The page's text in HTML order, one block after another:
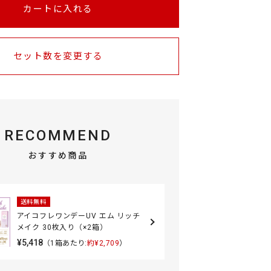
カートに入れる
セット数を変更する
RECOMMEND
おすすめ商品
送料無料
アイコフレワンデーUV エム リッチ
メイク 30枚入り（×2箱）
¥5,418（1箱あたり:約¥2,709）